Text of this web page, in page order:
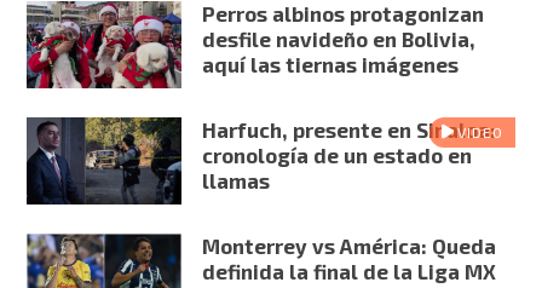
Perros albinos protagonizan
desfile navideño en Bolivia,
aquí las tiernas imágenes
VIDEO
Harfuch, presente en Sinaloa:
cronología de un estado en
llamas
Monterrey vs América: Queda
definida la final de la Liga MX